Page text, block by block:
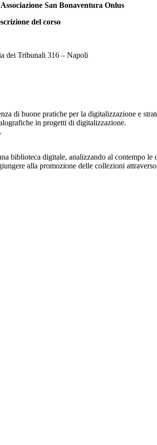
San Bonaventura Onlus
del corso
dei Tribunali 316 – Napoli
di buone pratiche per la digitalizzazione e
in progetti di digitalizzazione.
biblioteca digitale, analizzando al contempo le
alla promozione delle collezioni